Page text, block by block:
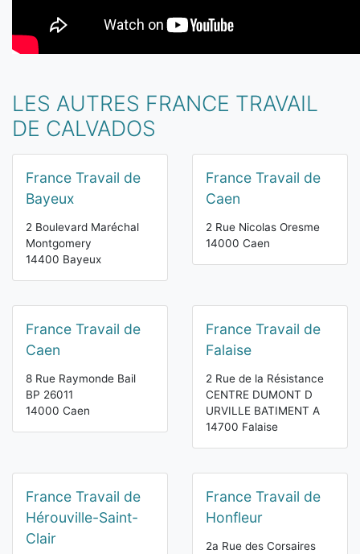
LES AUTRES FRANCE TRAVAIL
DE CALVADOS
France Travail de
Bayeux
2 Boulevard Maréchal
Montgomery
14400 Bayeux
France Travail de
Caen
2 Rue Nicolas Oresme
14000 Caen
France Travail de
Caen
8 Rue Raymonde Bail
BP 26011
14000 Caen
France Travail de
Falaise
2 Rue de la Résistance
CENTRE DUMONT D
URVILLE BATIMENT A
14700 Falaise
France Travail de
Hérouville-Saint-
Clair
France Travail de
Honfleur
2a Rue des Corsaires